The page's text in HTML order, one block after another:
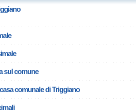
sul comune
comunale di Triggiano